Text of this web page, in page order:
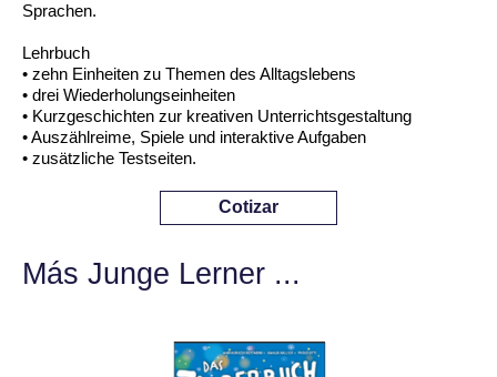
Sprachen.
Lehrbuch
• zehn Einheiten zu Themen des Alltagslebens
• drei Wiederholungseinheiten
• Kurzgeschichten zur kreativen Unterrichtsgestaltung
• Auszählreime, Spiele und interaktive Aufgaben
• zusätzliche Testseiten.
Cotizar
Más Junge Lerner ...